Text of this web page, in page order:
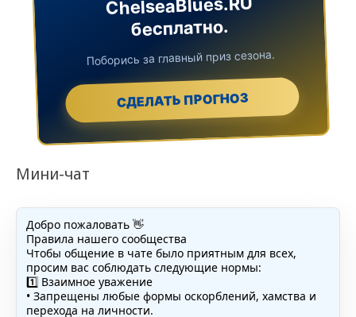
бесплатно.
Поборись за главный приз сезона.
СДЕЛАТЬ ПРОГНОЗ
Мини-чат
Добро пожаловать 👋
Правила нашего сообщества
Чтобы общение в чате было приятным для всех,
просим вас соблюдать следующие нормы:
1️⃣ Взаимное уважение
• Запрещены любые формы оскорблений, хамства и
перехода на личности.